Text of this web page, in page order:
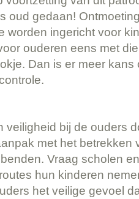
oud gedaan!
worden ingericht voor
ouderen eens met
Dan is er meer kans
veiligheid bij de ouders
met het betrekken
Vraag scholen
hun kinderen
het veilige gevoel